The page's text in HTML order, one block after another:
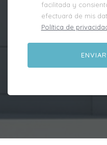
facilitada y
efectuará de mis
Política de